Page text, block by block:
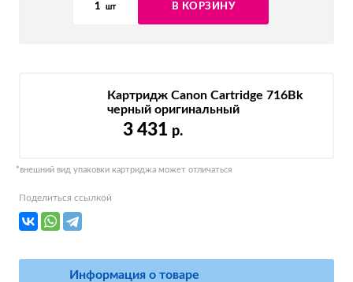
1 шт В КОРЗИНУ
Картридж Canon Cartridge 716Bk
черный оригинальный
3 431 р.
*внешний вид упаковки картриджа может отличаться
Поделиться ссылкой
Информация о товаре